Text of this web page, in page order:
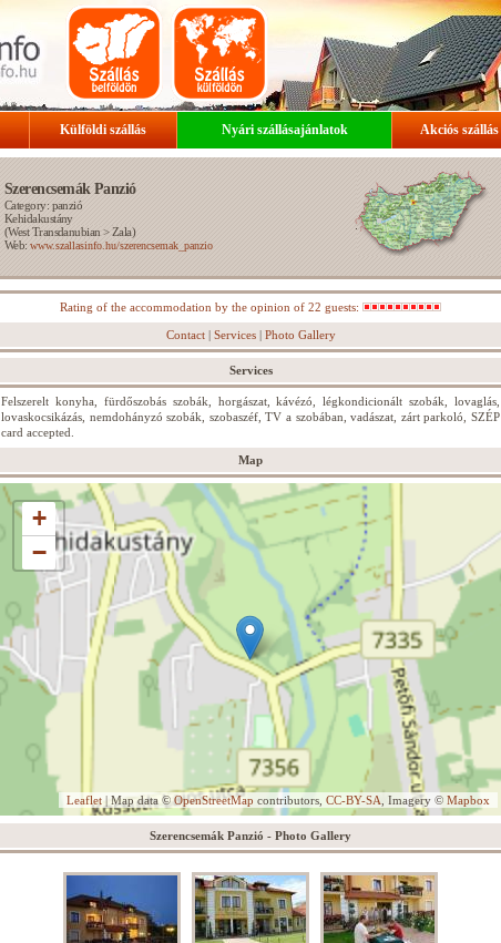
Külföldi szállás Nyári szállásajánlatok Akciós szállás
Szerencsemák Panzió
Category: panzió
Kehidakustány
(West Transdanubian > Zala)
Web:www.szallasinfo.hu/szerencsemak_panzio
Rating of the accommodation by the opinion of 22 guests:
Contact| Services| Photo Gallery
Services
Felszerelt konyha, fürdőszobás szobák, horgászat, kávézó, légkondicionált szobák, lovaglás,
lovaskocsikázás, nemdohányzó szobák, szobaszéf, TV a szobában, vadászat, zárt parkoló, SZÉP
card accepted.
Map
+
−
Leaflet | Map data © OpenStreetMap contributors, CC-BY-SA , Imagery © Mapbox
Szerencsemák Panzió - Photo Gallery